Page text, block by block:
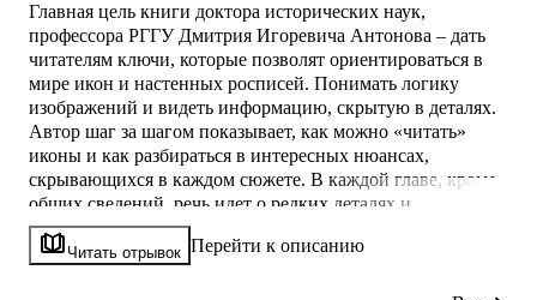
Главная цель книги доктора исторических наук,
профессора РГГУ Дмитрия Игоревича Антонова – дать
читателям ключи, которые позволят ориентироваться в
мире икон и настенных росписей. Понимать логику
изображений и видеть информацию, скрытую в деталях.
Автор шаг за шагом показывает, как можно «читать»
иконы и как разбираться в интересных нюансах,
скрывающихся в каждом сюжете. В каждой главе, кроме
общих сведений, речь идет о редких деталях и
интересных фактах, связанных с русскими иконами.
Книга напечатана на матовой мелованной бумаге,
Читать отрывок Перейти к описанию